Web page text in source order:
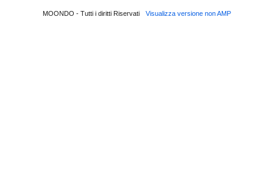
MOONDO - Tutti i diritti Riservati Visualizza versione non AMP